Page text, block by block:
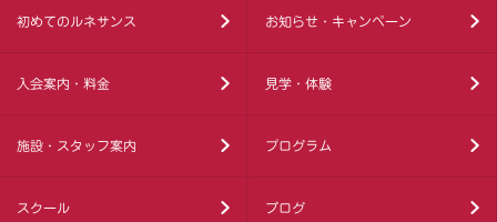
初めてのルネサンス お知らせ・キャンペーン
入会案内・料金 見学・体験
施設・スタッフ案内 プログラム
スクール ブログ